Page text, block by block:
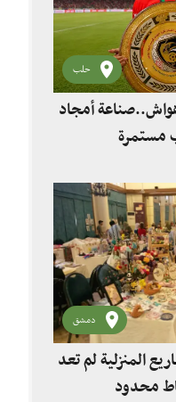
حلب
أمجاد
مستمرة
دمشق
المنزلية لم تعد
محدود